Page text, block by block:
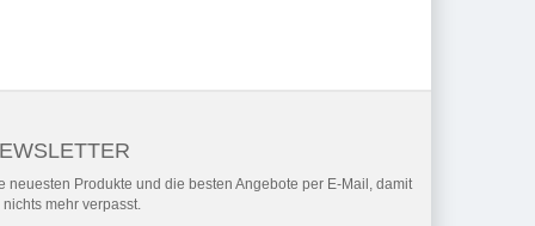
neuesten Produkte und die besten Angebote per E-Mail, damit
nichts mehr verpasst.